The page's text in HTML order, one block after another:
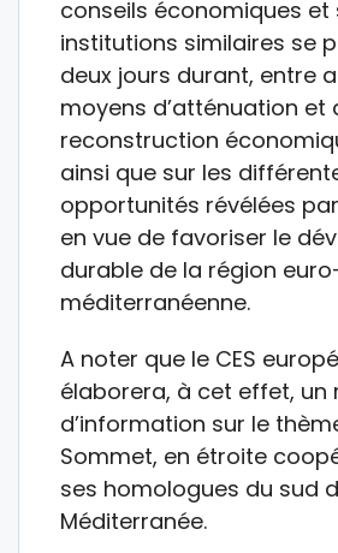
conseils économiques et
institutions similaires se
deux jours durant, entre
moyens d’atténuation et
reconstruction
ainsi que sur les
opportunités révélées
en vue de favoriser le
durable de la région
méditerranéenne.
A noter que le CES
élaborera, à cet effet, un
d’information sur le
Sommet, en étroite
ses homologues du sud
Méditerranée.